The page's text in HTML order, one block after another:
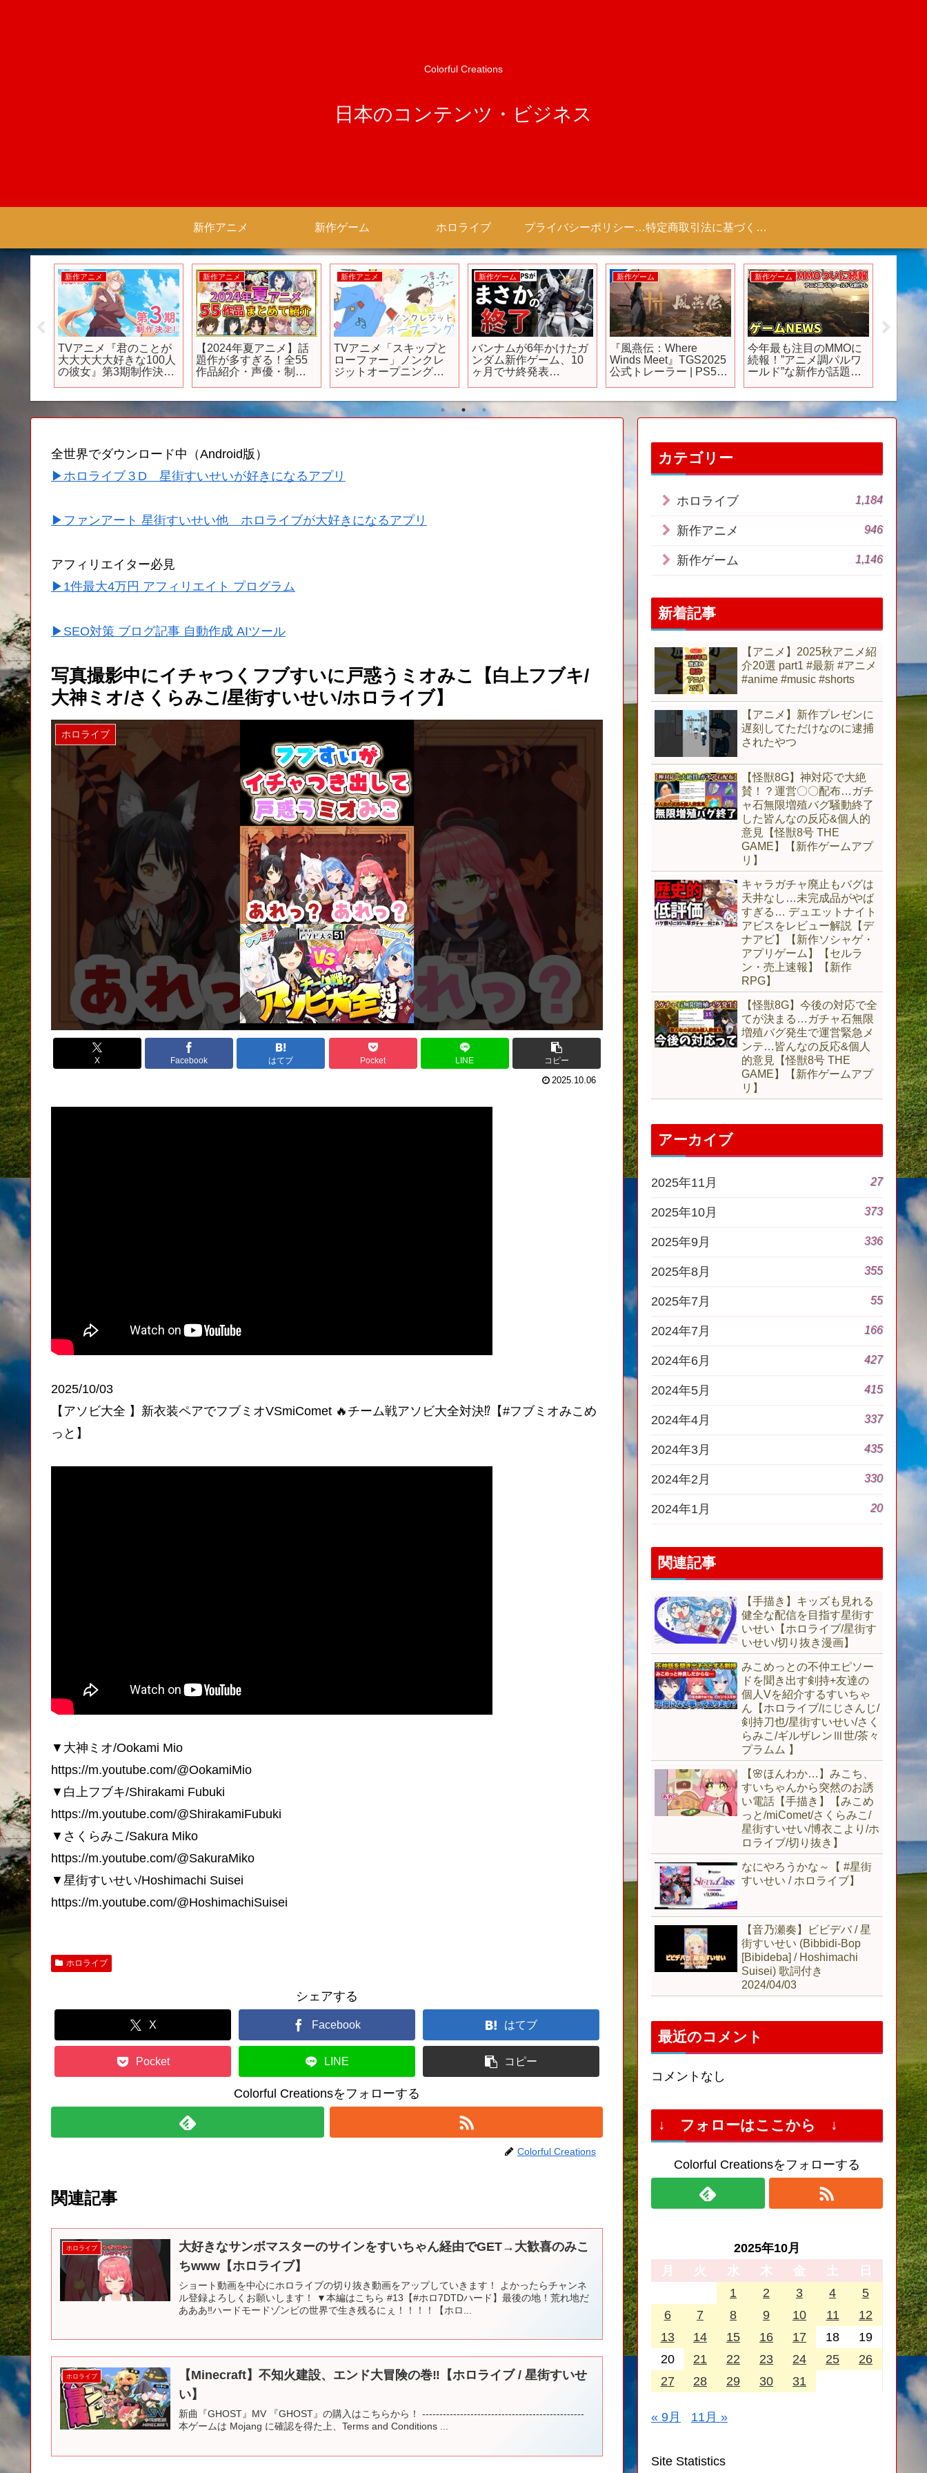
Colorful Creations
日本のコンテンツ・ビジネス
新作アニメ 新作ゲーム ホロライブ プライバシーポリシー 【Colorful Creation】 特定商取引法に基づく表記（商取引に関する開示）
新作アニメ
TVアニメ『君のことが
大大大大大好きな100人
の彼女』第3期制作決定
新作アニメ
【2024年夏アニメ】話
題作が多すぎる！全55
作品紹介・声優・制作
新作アニメ
TVアニメ「スキップと
ローファー」ノンクレ
ジットオープニング映
新作ゲーム
バンナムが6年かけたガ
ンダム新作ゲーム、10
ヶ月でサ終発表
新作ゲーム
『風燕伝：Where
Winds Meet』TGS2025
公式トレーラー | PS5®
新作ゲーム
今年最も注目のMMOに
続報！”アニメ調パルワ
ールド”な新作が話題
』第15
メ
全世界でダウンロード中（Android版）
▶ホロライブ３D 星街すいせいが好きになるアプリ
▶ファンアート 星街すいせい他 ホロライブが大好きになるアプリ
アフィリエイター必見
▶1件最大4万円 アフィリエイト プログラム
▶SEO対策 ブログ記事 自動作成 AIツール
写真撮影中にイチャつくフブすいに戸惑うミオみこ【白上フブキ/
大神ミオ/さくらみこ/星街すいせい/ホロライブ】
ホロライブ
X Facebook はてブ Pocket LINE コピー
2025.10.06
2025/10/03
【アソビ大全 】新衣装ペアでフブミオVSmiComet 🔥チーム戦アソビ大全対決⁉【#フブミオみこめ
っと】
▼大神ミオ/Ookami Mio
https://m.youtube.com/@OokamiMio
▼白上フブキ/Shirakami Fubuki
https://m.youtube.com/@ShirakamiFubuki
▼さくらみこ/Sakura Miko
https://m.youtube.com/@SakuraMiko
▼星街すいせい/Hoshimachi Suisei
https://m.youtube.com/@HoshimachiSuisei
ホロライブ
シェアする
X Facebook はてブ
Pocket LINE コピー
Colorful Creationsをフォローする
Colorful Creations
関連記事
ホロライブ
大好きなサンボマスターのサインをすいちゃん経由でGET→大歓喜のみこ
ちwww【ホロライブ】
ショート動画を中心にホロライブの切り抜き動画をアップしていきます！ よかったらチャンネ
ル登録よろしくお願いします！ ▼本編はこちら #13【#ホロ7DTDハード】最後の地！荒れ地だ
あああ‼ハードモードゾンビの世界で生き残るにぇ！！！！【ホロ...
ホロライブ
【Minecraft】不知火建設、エンド大冒険の巻‼【ホロライブ / 星街すいせ
い】
新曲『GHOST』MV 『GHOST』の購入はこちらから！ -----------------------------------------------
本ゲームは Mojang に確認を得た上、Terms and Conditions ...
カテゴリー
ホロライブ 1,184
新作アニメ 946
新作ゲーム 1,146
新着記事
【アニメ】2025秋アニメ紹
介20選 part1 #最新 #アニメ
#anime #music #shorts
【アニメ】新作プレゼンに
遅刻してただけなのに逮捕
されたやつ
【怪獣8G】神対応で大絶
賛！？運営〇〇配布…ガチ
ャ石無限増殖バグ騒動終了
した皆んなの反応&個人的
意見【怪獣8号 THE
GAME】【新作ゲームアプ
リ】
キャラガチャ廃止もバグは
天井なし…未完成品がやば
すぎる… デュエットナイト
アビスをレビュー解説【デ
ナアビ】【新作ソシャゲ・
アプリゲーム】【セルラ
ン・売上速報】【新作
RPG】
【怪獣8G】今後の対応で全
てが決まる…ガチャ石無限
増殖バグ発生で運営緊急メ
ンテ…皆んなの反応&個人
的意見【怪獣8号 THE
GAME】【新作ゲームアプ
リ】
アーカイブ
2025年11月 27
2025年10月 373
2025年9月 336
2025年8月 355
2025年7月 55
2024年7月 166
2024年6月 427
2024年5月 415
2024年4月 337
2024年3月 435
2024年2月 330
2024年1月 20
関連記事
【手描き】キッズも見れる
健全な配信を目指す星街す
いせい【ホロライブ/星街す
いせい/切り抜き漫画】
みこめっとの不仲エピソー
ドを聞き出す剣持+友達の
個人Vを紹介するすいちゃ
ん【ホロライブ/にじさんじ/
剣持刀也/星街すいせい/さく
らみこ/ギルザレンⅢ世/茶々
プラムム 】
【🌸ほんわか…】みこち、
すいちゃんから突然のお誘
い電話【手描き】【みこめ
っと/miComet/さくらみこ/
星街すいせい/博衣こより/ホ
ロライブ/切り抜き】
なにやろうかな～【 #星街
すいせい / ホロライブ】
【音乃瀬奏】ビビデバ / 星
街すいせい (Bibbidi-Bop
[Bibideba] / Hoshimachi
Suisei) 歌詞付き
2024/04/03
最近のコメント
コメントなし
↓ フォローはここから ↓
Colorful Creationsをフォローする
2025年10月
月
火 水 木 金 土
日
1
2 3 4
5
6
7 8 9 10 11
12
13
14 15 16 17 18
19
20
21 22 23 24 25
26
27
28 29 30 31
« 9月 11月 »
Site Statistics